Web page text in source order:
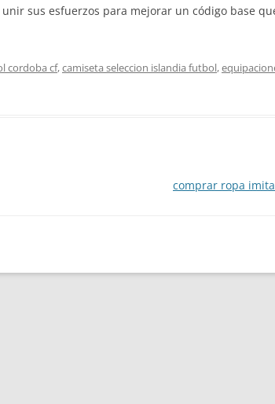
sus esfuerzos para mejorar un código base
cordoba cf,camiseta seleccion islandia futbol,
comprar ropa